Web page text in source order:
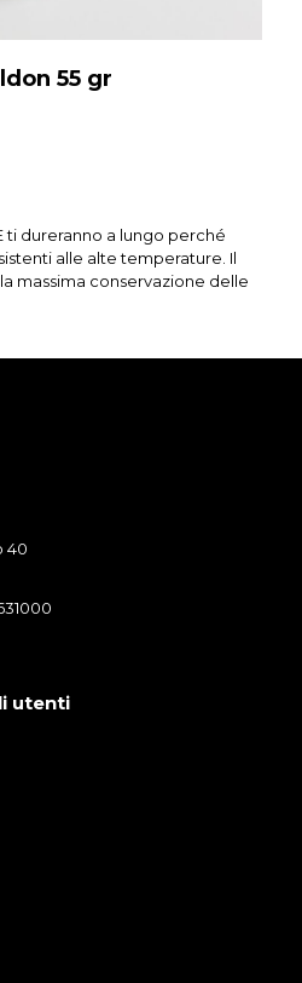
55 gr
ti dureranno a lungo perché
alle alte temperature. Il
massima conservazione delle
40
utenti